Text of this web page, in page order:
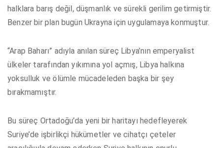
halklara barış değil, düşmanlık ve sürekli gerilim getirmiştir.
Benzer bir plan bugün Ukrayna için uygulamaya konmuştur.
“Arap Baharı” adıyla anılan süreç Libya’nın emperyalist
ülkeler tarafından yıkımına yol açmış, Libya halkına
yoksulluk ve ölümle mücadeleden başka bir şey
bırakmamıştır.
Bu süreç Ortadoğu’da yeni bir haritayı hedefleyerek
Suriye’de işbirlikçi hükümetler ve cihatçı çeteler